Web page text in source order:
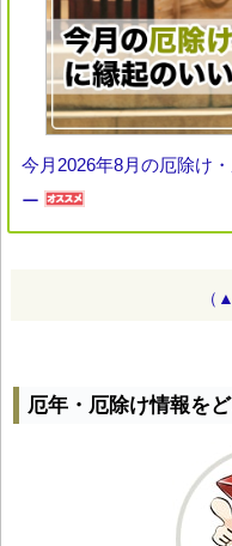
今月2026年8月の厄除け
ー
（
厄年・厄除け情報を